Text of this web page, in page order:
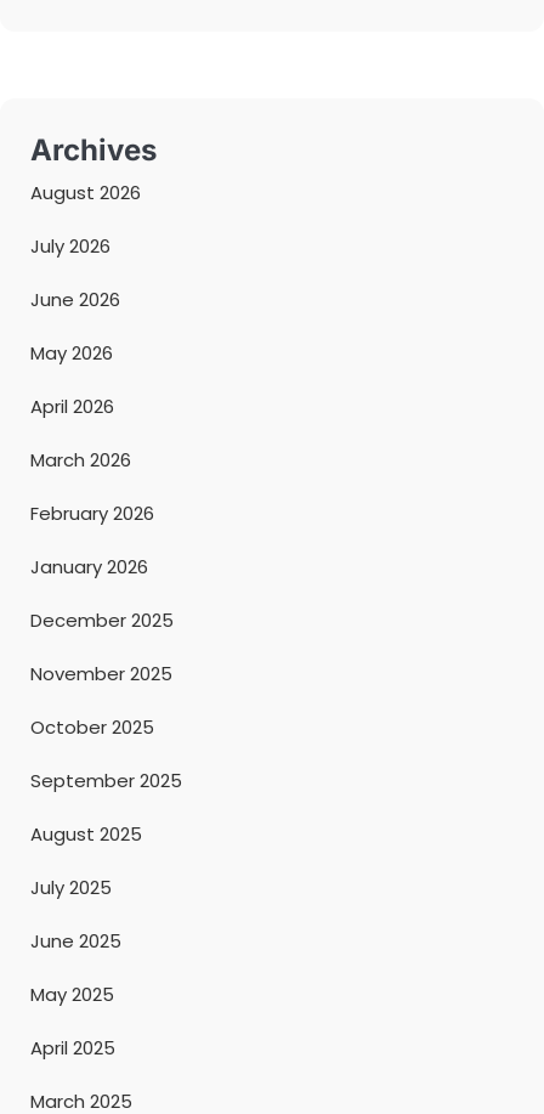
Archives
August 2026
July 2026
June 2026
May 2026
April 2026
March 2026
February 2026
January 2026
December 2025
November 2025
October 2025
September 2025
August 2025
July 2025
June 2025
May 2025
April 2025
March 2025